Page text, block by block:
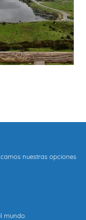
nuestras opciones
mundo.